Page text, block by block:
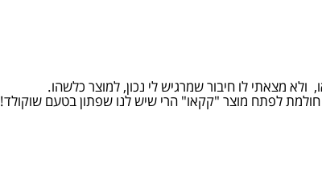
מצאתי לו חיבור שמרגיש לי נכון, למוצר כלשהו.
לפתח מוצר "קקאו" הרי שיש לנו שפתון בטעם שוקולד!